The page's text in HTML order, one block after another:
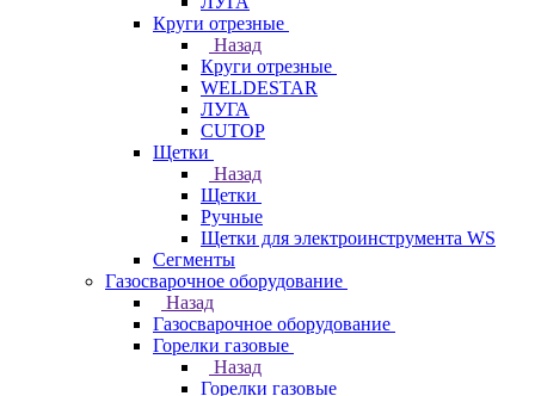
Круги отрезные
Назад
Круги отрезные
WELDESTAR
ЛУГА
CUTOP
Щетки
Назад
Щетки
Ручные
Щетки для электроинструмента WS
Сегменты
Газосварочное оборудование
Назад
Газосварочное оборудование
Горелки газовые
Назад
Горелки газовые